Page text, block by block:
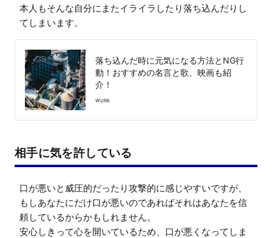
本人もそんな自分にまたイライラしたり落ち込んだりし
てしまいます。
落ち込んだ時に元気になる方法とNG行
動！おすすめの名言と歌、映画も紹
介！
WURK
相手に気を許している
口が悪いと威圧的だったり攻撃的に感じやすいですが、
もしあなたにだけ口が悪いのであればそれはあなたを信
頼しているからかもしれません。
安心しきって心を開いているため、口が悪くなってしま